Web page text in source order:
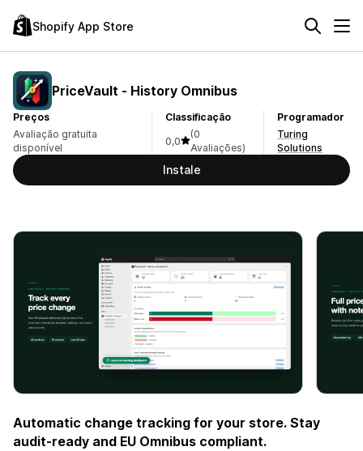
Shopify App Store
PriceVault ‑ History Omnibus
Preços
Avaliação gratuita
disponível
Classificação
0,0
(0
Avaliações)
Programador
Turing
Solutions
Instale
Automatic change tracking for your store. Stay
audit-ready and EU Omnibus compliant.